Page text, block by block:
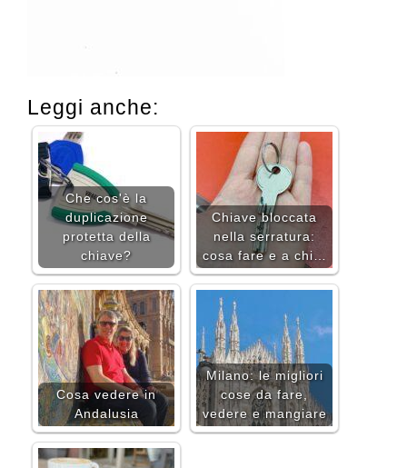
Leggi anche:
Che cos'è la
duplicazione
protetta della
chiave?
Chiave bloccata
nella serratura:
cosa fare e a chi…
Cosa vedere in
Andalusia
Milano: le migliori
cose da fare,
vedere e mangiare